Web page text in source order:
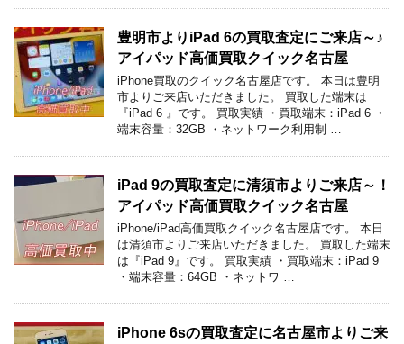
豊明市よりiPad 6の買取査定にご来店～♪
アイパッド高価買取クイック名古屋
iPhone買取のクイック名古屋店です。 本日は豊明
市よりご来店いただきました。 買取した端末は
『iPad 6 』です。 買取実績 ・買取端末：iPad 6 ・
端末容量：32GB ・ネットワーク利用制 …
iPad 9の買取査定に清須市よりご来店～！
アイパッド高価買取クイック名古屋
iPhone/iPad高価買取クイック名古屋店です。 本日
は清須市よりご来店いただきました。 買取した端末
は『iPad 9』です。 買取実績 ・買取端末：iPad 9
・端末容量：64GB ・ネットワ …
iPhone 6sの買取査定に名古屋市よりご来